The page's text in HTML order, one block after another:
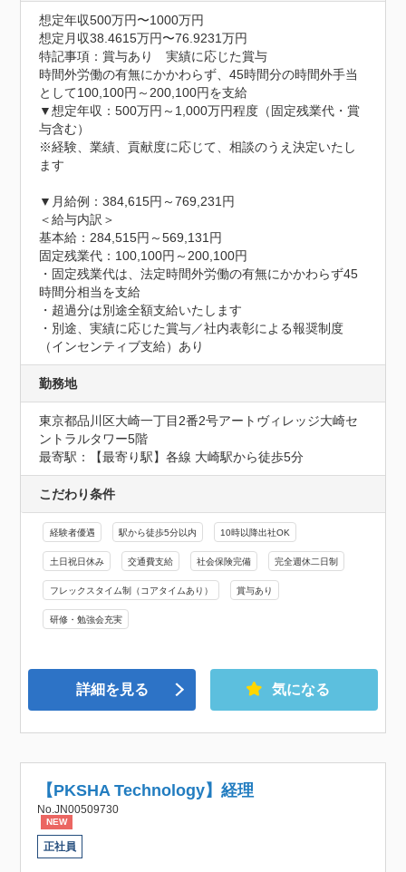
想定年収500万円〜1000万円
想定月収38.4615万円〜76.9231万円
特記事項：賞与あり　実績に応じた賞与
時間外労働の有無にかかわらず、45時間分の時間外手当
として100,100円～200,100円を支給
▼想定年収：500万円～1,000万円程度（固定残業代・賞
与含む）
※経験、業績、貢献度に応じて、相談のうえ決定いたし
ます
▼月給例：384,615円～769,231円
＜給与内訳＞
基本給：284,515円～569,131円
固定残業代：100,100円～200,100円
・固定残業代は、法定時間外労働の有無にかかわらず45
時間分相当を支給
・超過分は別途全額支給いたします
・別途、実績に応じた賞与／社内表彰による報奨制度
（インセンティブ支給）あり
勤務地
東京都品川区大崎一丁目2番2号アートヴィレッジ大崎セ
ントラルタワー5階
最寄駅：【最寄り駅】各線 大崎駅から徒歩5分
こだわり条件
経験者優遇 駅から徒歩5分以内 10時以降出社OK
土日祝日休み 交通費支給 社会保険完備 完全週休二日制
フレックスタイム制（コアタイムあり） 賞与あり
研修・勉強会充実
詳細を見る 気になる
【PKSHA Technology】経理
No.JN00509730
NEW
正社員